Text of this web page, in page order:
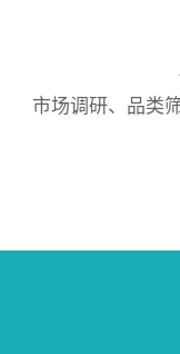
市场调研、品类